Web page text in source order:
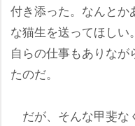
付き添った。なんと
な猫生を送ってほし
自らの仕事もありな
たのだ。
だが、そんな甲斐な